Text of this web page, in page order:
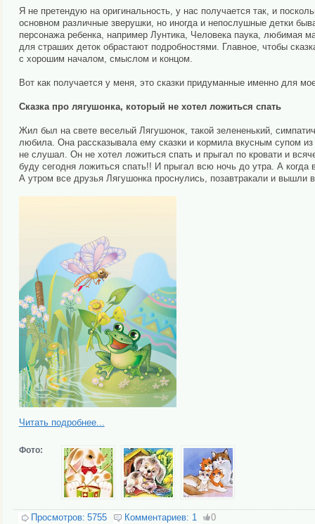
Я не претендую на оригинальность, у нас получается так, и
основном различные зверушки, но иногда и непослушные детки
персонажа ребенка, например Лунтика, Человека паука, любимая
для страших деток обрастают подробностями. Главное, чтобы
с хорошим началом, смыслом и концом.
Вот как получается у меня, это сказки придуманные именно для
Сказка про лягушонка, который не хотел ложиться спать
Жил был на свете веселый Лягушонок, такой зелененький,
любила. Она рассказывала ему сказки и кормила вкусным супом
не слушал. Он не хотел ложиться спать и прыгал по кровати и
буду сегодня ложиться спать!! И прыгал всю ночь до утра. А
А утром все друзья Лягушонка проснулись, позавтракали и вышли
Читать подробнее...
Фото:
Просмотров: 5755 Комментариев: 1 0